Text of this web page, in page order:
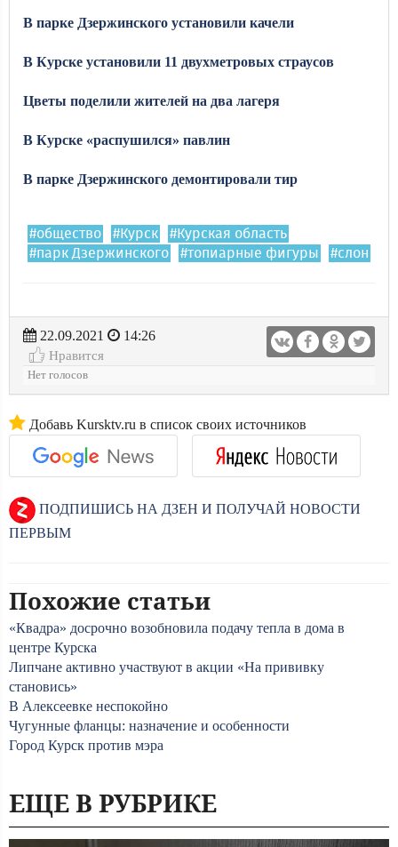
В парке Дзержинского установили качели
В Курске установили 11 двухметровых страусов
Цветы поделили жителей на два лагеря
В Курске «распушился» павлин
В парке Дзержинского демонтировали тир
#общество #Курск
#Курская область
#парк Дзержинского
#топиарные фигуры #слон
22.09.2021
14:26
Нравится
Нет голосов
Добавь Kursktv.ru в список своих источников
ПОДПИШИСЬ НА ДЗЕН И ПОЛУЧАЙ НОВОСТИ
ПЕРВЫМ
Похожие статьи
«Квадра» досрочно возобновила подачу тепла в дома в
центре Курска
Липчане активно участвуют в акции «На прививку
становись»
В Алексеевке неспокойно
Чугунные фланцы: назначение и особенности
Город Курск против мэра
ЕЩЕ В РУБРИКЕ